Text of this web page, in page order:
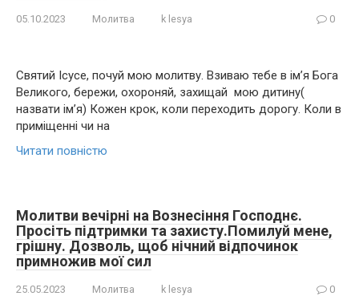
05.10.2023 Молитва k lesya 0
Святий Ісусе, почуй мою молитву. Взиваю тебе в імʼя Бога
Великого, бережи, охороняй, захищай мою дитину(
назвати імʼя) Кожен крок, коли переходить дорогу. Коли в
приміщенні чи на
Читати повністю
Молитви вечірні на Вознесіння Господнє.
Просіть підтримки та захисту.Помилуй мене,
грішну. Дозволь, щоб нічний відпочинок
примножив мої сил
25.05.2023 Молитва k lesya 0